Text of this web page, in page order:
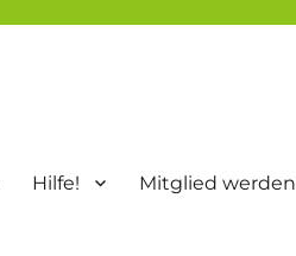
Hilfe! Mitglied werden